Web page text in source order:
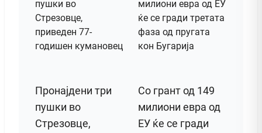
Пронајдени три
пушки во
Стрезовце,
Со грант од 149
милиони евра од
ЕУ ќе се гради